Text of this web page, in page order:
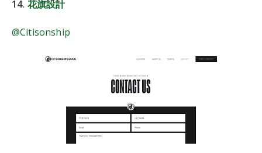
14. 花旗設計
@Citisonship